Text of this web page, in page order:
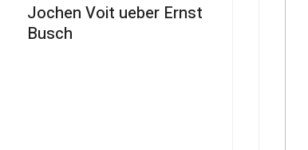
Jochen Voit ueber Ernst
Busch